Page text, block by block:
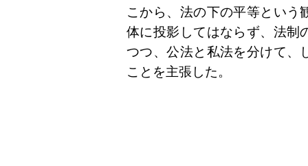
こから、法の下の平等という
体に投影してはならず、法制
つつ、公法と私法を分けて、
ことを主張した。